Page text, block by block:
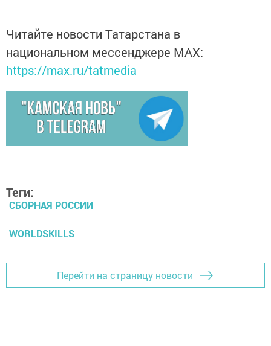
Читайте новости Татарстана в
национальном мессенджере MАХ:
https://max.ru/tatmedia
Теги:
СБОРНАЯ РОССИИ
WORLDSKILLS
Перейти на страницу новости